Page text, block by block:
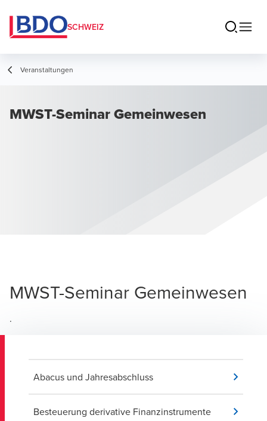
SCHWEIZ
Veranstaltungen
MWST-Seminar Gemeinwesen
MWST-Seminar Gemeinwesen
.
Abacus und Jahresabschluss
Besteuerung derivative Finanzinstrumente